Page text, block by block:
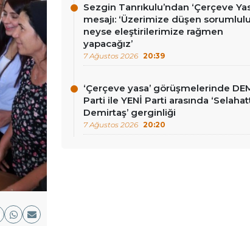
Sezgin Tanrıkulu’ndan ‘Çerçeve
mesajı: ‘Üzerimize düşen
neyse eleştirilerimize rağmen
yapacağız’
7 Ağustos 2026 20:39
‘Çerçeve yasa’ görüşmelerinde
Parti ile YENİ Parti arasında
Demirtaş’ gerginliği
7 Ağustos 2026 20:20